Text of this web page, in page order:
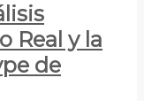
Real y la
de